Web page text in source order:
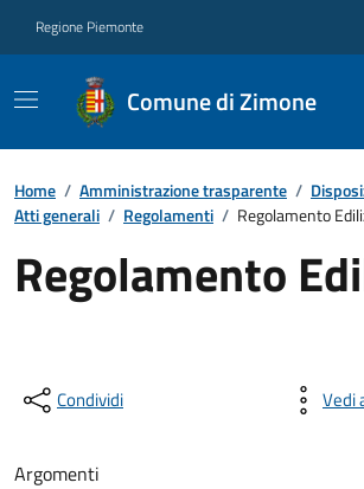
Regione Piemonte
Comune di Zimone
Home / Amministrazione trasparente /
Atti generali / Regolamenti / Regolamento
Regolamento
Condividi Vedi
Argomenti